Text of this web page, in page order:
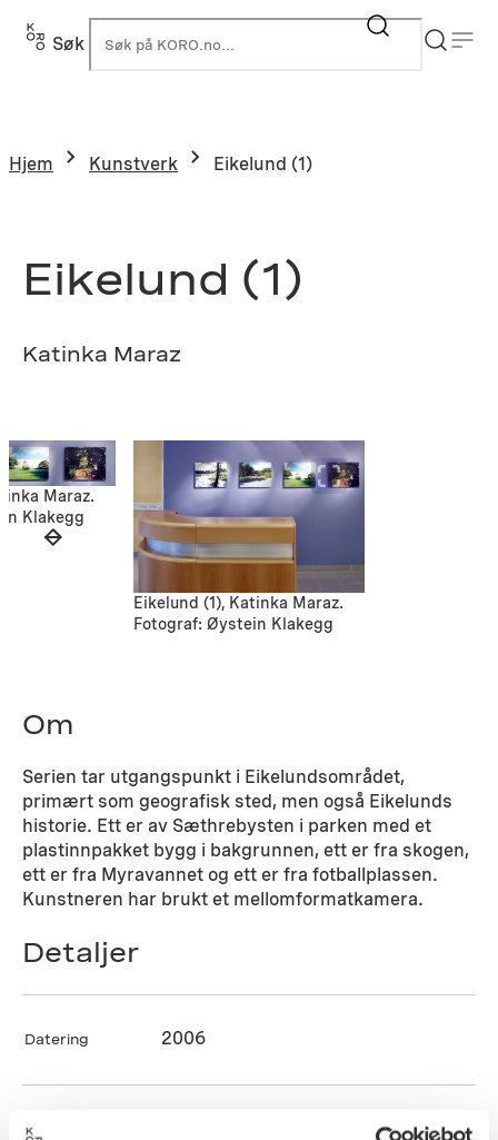
Hopp
Søk
Hjem Kunstverk Eikelund (1)
Eikelund (1)
Katinka Maraz
Maraz.
Klakegg
Eikelund (1), Katinka Maraz.
Fotograf: Øystein Klakegg
Om
Serien tar utgangspunkt i Eikelundsområdet,
primært som geografisk sted, men også Eikelunds
historie. Ett er av Sæthrebysten i parken med et
plastinnpakket bygg i bakgrunnen, ett er fra skogen,
ett er fra Myravannet og ett er fra fotballplassen.
Kunstneren har brukt et mellomformatkamera.
Detaljer
Datering 2006
Kunstner